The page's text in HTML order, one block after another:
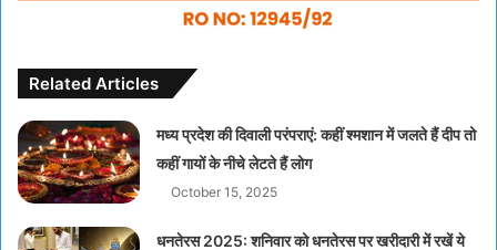
Related Articles
मध्य प्रदेश की दिवाली परंपराएं: कहीं श्मशान में जलते हैं दीप तो
कहीं गायों के नीचे लेटते हैं लोग
October 15, 2025
धनतेरस 2025: शनिवार को धनतेरस पर खरीदारी में रखें ये